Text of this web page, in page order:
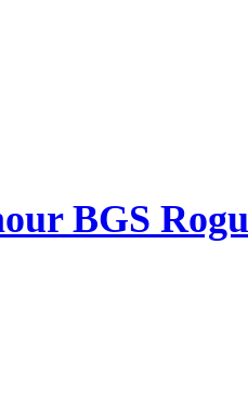
BGS